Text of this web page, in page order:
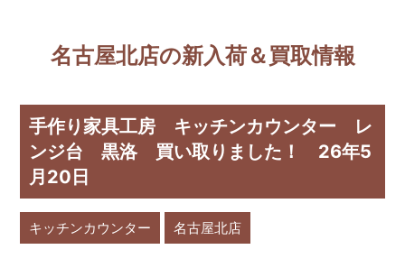
名古屋北店の新入荷＆買取情報
手作り家具工房 キッチンカウンター レ
ンジ台 黒洛 買い取りました！ 26年5
月20日
キッチンカウンター 名古屋北店